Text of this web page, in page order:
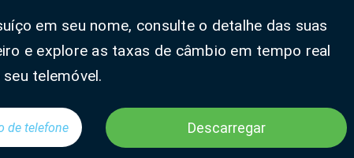
em seu nome, consulte o detalhe das suas
e explore as taxas de câmbio em tempo real
telemóvel.
Descarregar